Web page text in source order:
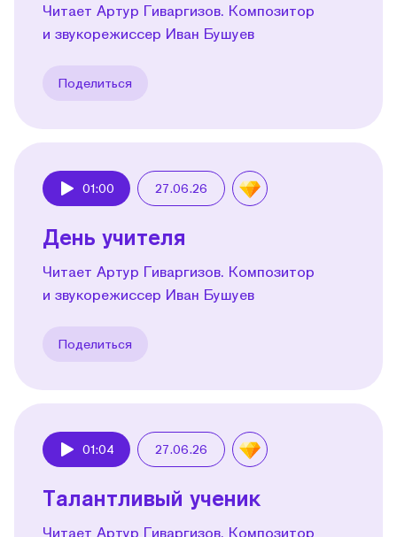
Читает Артур Гиваргизов. Композитор
и звукорежиссер Иван Бушуев
Поделиться
01:00 27.06.26
День учителя
Читает Артур Гиваргизов. Композитор
и звукорежиссер Иван Бушуев
Поделиться
01:04 27.06.26
Талантливый ученик
Читает Артур Гиваргизов. Композитор